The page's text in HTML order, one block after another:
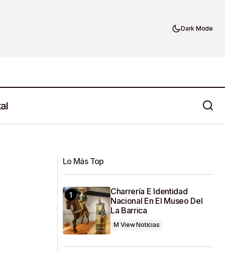
Dark Mode
Lo Más Top
Charrería E Identidad
Nacional En El Museo Del
La Barrica
M View Noticias